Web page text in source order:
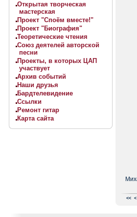
Открытая творческая
мастерская
Проект "Споём вместе!"
Проект "Биография"
Теоретические чтения
Союз деятелей авторской
песни
Проекты, в которых ЦАП
участвует
Архив событий
Наши друзья
Бардтелевидение
Ссылки
Ремонт гитар
Карта сайта
<< <